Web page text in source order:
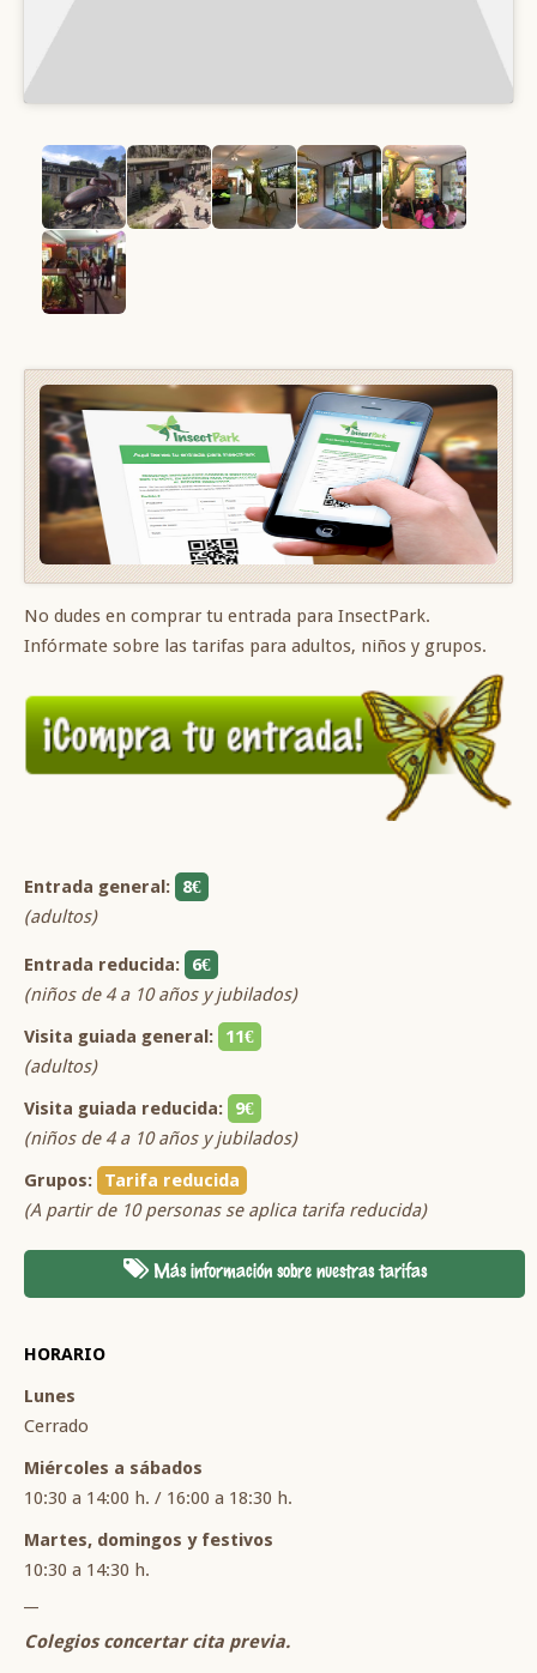
No dudes en comprar tu entrada para InsectPark.
Infórmate sobre las tarifas para adultos, niños y grupos.
Entrada general:
8€
(adultos)
Entrada reducida:
6€
(niños de 4 a 10 años y jubilados)
Visita guiada general:
11€
(adultos)
Visita guiada reducida:
9€
(niños de 4 a 10 años y jubilados)
Grupos:
Tarifa reducida
(A partir de 10 personas se aplica tarifa reducida)
Más información sobre nuestras tarifas
HORARIO
Lunes
Cerrado
Miércoles a sábados
10:30 a 14:00 h. / 16:00 a 18:30 h.
Martes, domingos y festivos
10:30 a 14:30 h.
Colegios concertar cita previa.